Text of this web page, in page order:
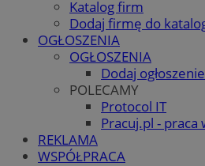
Katalog firm
Dodaj firmę do
OGŁOSZENIA
OGŁOSZENIA
Dodaj ogłoszenie
POLECAMY
Protocol IT
Pracuj.pl - praca
REKLAMA
WSPÓŁPRACA